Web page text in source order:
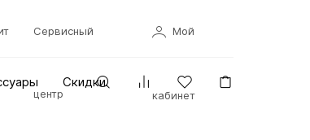
Сервисный
центр
Мой
кабинет
Скидки